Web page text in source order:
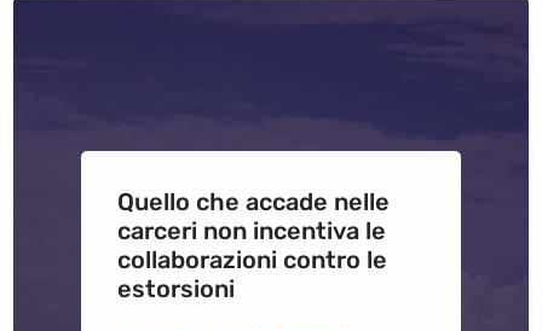
Quello che accade nelle
carceri non incentiva le
collaborazioni contro le
estorsioni